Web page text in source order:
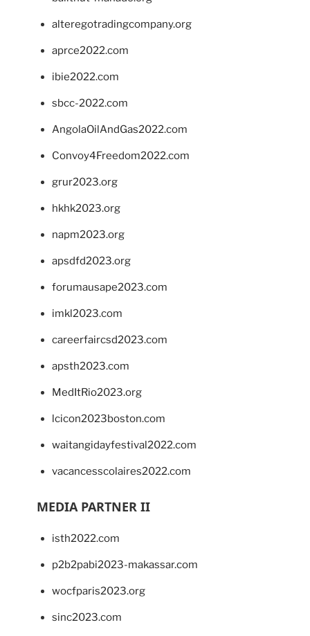
alteregotradingcompany.org
aprce2022.com
ibie2022.com
sbcc-2022.com
AngolaOilAndGas2022.com
Convoy4Freedom2022.com
grur2023.org
hkhk2023.org
napm2023.org
apsdfd2023.org
forumausape2023.com
imkl2023.com
careerfaircsd2023.com
apsth2023.com
MedItRio2023.org
lcicon2023boston.com
waitangidayfestival2022.com
vacancesscolaires2022.com
MEDIA PARTNER II
isth2022.com
p2b2pabi2023-makassar.com
wocfparis2023.org
sinc2023.com